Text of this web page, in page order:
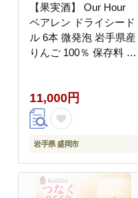
【果実酒】 Our Hour
ベアレン ドライシード
ル 6本 微発泡 岩手県産
りんご 100％ 保存料 着
ルコール 果実酒 林檎
リンゴ 果物 くだもの
晩酌 飲料 飲み物 東北
岩手 盛岡 株式会社ベア
11,000円
岩手県 盛岡市